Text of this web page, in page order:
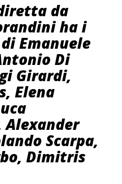
da
ha i
Emanuele
Di
Girardi,
Elena
Alexander
Scarpa,
Dimitris